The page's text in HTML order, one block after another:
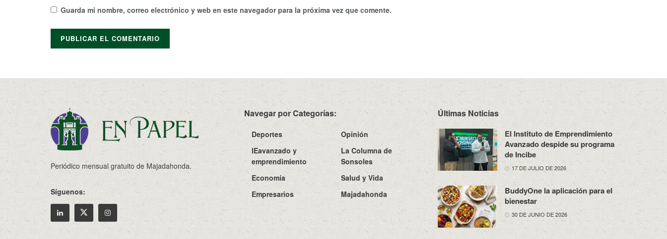
Guarda mi nombre, correo electrónico y web en este navegador para la próxima vez que comente.
Periódico mensual gratuito de Majadahonda.
Síguenos:
Navegar por Categorías:
Deportes
Opinión
IEavanzado y
emprendimiento
La Columna de
Sonsoles
Economía
Salud y Vida
Empresarios
Majadahonda
Últimas Noticias
El Instituto de Emprendimiento
Avanzado despide su programa
de Incibe
17 DE JULIO DE 2026
BuddyOne la aplicación para el
bienestar
30 DE JUNIO DE 2026